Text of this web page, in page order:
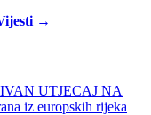
→
UTJECAJ NA
iz europskih rijeka